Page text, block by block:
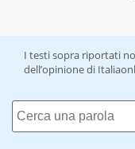
I testi sopra riportati
dell’opinione di